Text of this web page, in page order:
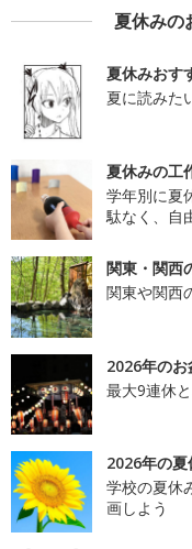
夏休みの
夏休みおす
夏に読みた
夏休みの工
学年別に夏
駄なく、自
関東・関西
関東や関西
2026年のお
最大9連休
2026年の夏
学校の夏休
画しよう